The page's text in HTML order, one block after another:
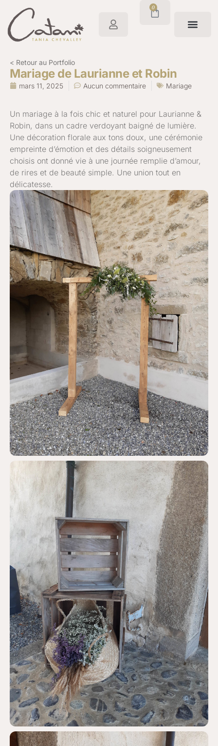
0
< Retour au Portfolio
Mariage de Laurianne et Robin
mars 11, 2025 Aucun commentaire Mariage
Un mariage à la fois chic et naturel pour Laurianne &
Robin, dans un cadre verdoyant baigné de lumière.
Une décoration florale aux tons doux, une cérémonie
empreinte d’émotion et des détails soigneusement
choisis ont donné vie à une journée remplie d’amour,
de rires et de beauté simple. Une union tout en
délicatesse.